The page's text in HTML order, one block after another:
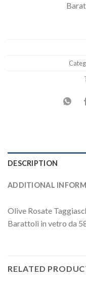
DESCRIPTION
ADDITIONAL
Olive Rosate
Barattoli in vetro da
RELATED